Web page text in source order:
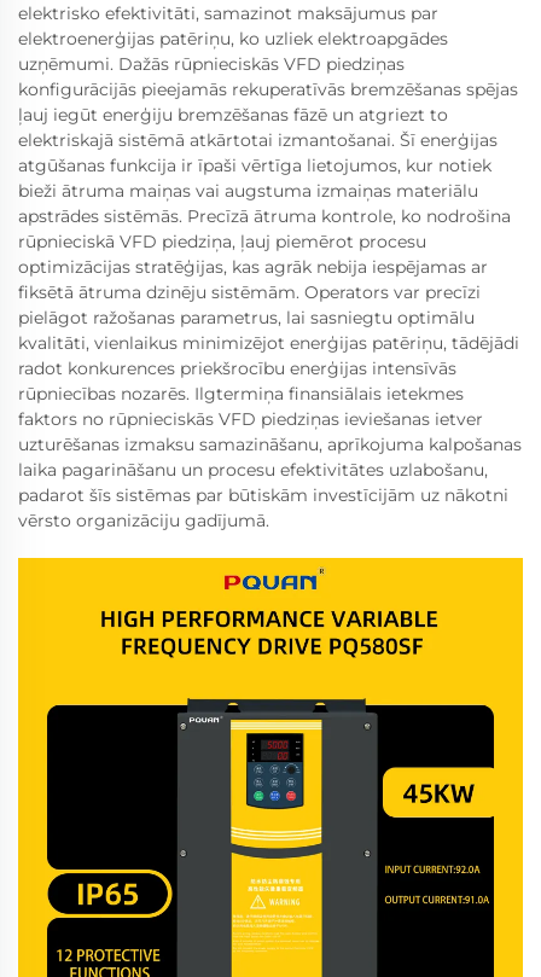
elektrisko efektivitāti, samazinot maksājumus par
elektroenerģijas patēriņu, ko uzliek elektroapgādes
uzņēmumi. Dažās rūpnieciskās VFD piedziņas
konfigurācijās pieejamās rekuperatīvās bremzēšanas spējas
ļauj iegūt enerģiju bremzēšanas fāzē un atgriezt to
elektriskajā sistēmā atkārtotai izmantošanai. Šī enerģijas
atgūšanas funkcija ir īpaši vērtīga lietojumos, kur notiek
bieži ātruma maiņas vai augstuma izmaiņas materiālu
apstrādes sistēmās. Precīzā ātruma kontrole, ko nodrošina
rūpnieciskā VFD piedziņa, ļauj piemērot procesu
optimizācijas stratēģijas, kas agrāk nebija iespējamas ar
fiksētā ātruma dzinēju sistēmām. Operators var precīzi
pielāgot ražošanas parametrus, lai sasniegtu optimālu
kvalitāti, vienlaikus minimizējot enerģijas patēriņu, tādējādi
radot konkurences priekšrocību enerģijas intensīvās
rūpniecības nozarēs. Ilgtermiņa finansiālais ietekmes
faktors no rūpnieciskās VFD piedziņas ieviešanas ietver
uzturēšanas izmaksu samazināšanu, aprīkojuma kalpošanas
laika pagarināšanu un procesu efektivitātes uzlabošanu,
padarot šīs sistēmas par būtiskām investīcijām uz nākotni
vērsto organizāciju gadījumā.